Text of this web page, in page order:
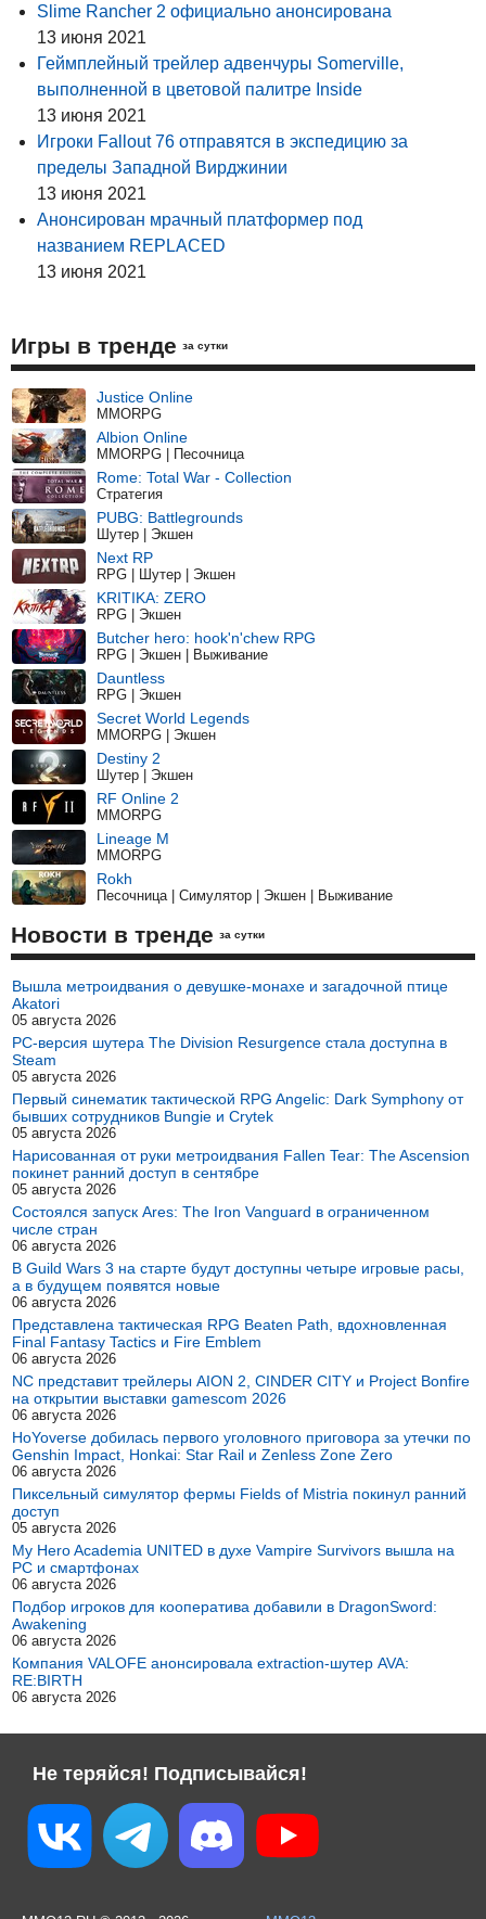
Slime Rancher 2 официально анонсирована
13 июня 2021
Геймплейный трейлер адвенчуры Somerville,
выполненной в цветовой палитре Inside
13 июня 2021
Игроки Fallout 76 отправятся в экспедицию за
пределы Западной Вирджинии
13 июня 2021
Анонсирован мрачный платформер под
названием REPLACED
13 июня 2021
Игры в тренде за сутки
Justice Online
MMORPG
Albion Online
MMORPG | Песочница
Rome: Total War - Collection
Стратегия
PUBG: Battlegrounds
Шутер | Экшен
Next RP
RPG | Шутер | Экшен
KRITIKA: ZERO
RPG | Экшен
Butcher hero: hook'n'chew RPG
RPG | Экшен | Выживание
Dauntless
RPG | Экшен
Secret World Legends
MMORPG | Экшен
Destiny 2
Шутер | Экшен
RF Online 2
MMORPG
Lineage M
MMORPG
Rokh
Песочница | Симулятор | Экшен | Выживание
Новости в тренде за сутки
Вышла метроидвания о девушке-монахе и загадочной птице
Akatori
05 августа 2026
PC-версия шутера The Division Resurgence стала доступна в
Steam
05 августа 2026
Первый синематик тактической RPG Angelic: Dark Symphony от
бывших сотрудников Bungie и Crytek
05 августа 2026
Нарисованная от руки метроидвания Fallen Tear: The Ascension
покинет ранний доступ в сентябре
05 августа 2026
Состоялся запуск Ares: The Iron Vanguard в ограниченном
числе стран
06 августа 2026
В Guild Wars 3 на старте будут доступны четыре игровые расы,
а в будущем появятся новые
06 августа 2026
Представлена тактическая RPG Beaten Path, вдохновленная
Final Fantasy Tactics и Fire Emblem
06 августа 2026
NC представит трейлеры AION 2, CINDER CITY и Project Bonfire
на открытии выставки gamescom 2026
06 августа 2026
HoYoverse добилась первого уголовного приговора за утечки по
Genshin Impact, Honkai: Star Rail и Zenless Zone Zero
06 августа 2026
Пиксельный симулятор фермы Fields of Mistria покинул ранний
доступ
05 августа 2026
My Hero Academia UNITED в духе Vampire Survivors вышла на
PC и смартфонах
06 августа 2026
Подбор игроков для кооператива добавили в DragonSword:
Awakening
06 августа 2026
Компания VALOFE анонсировала extraction-шутер AVA:
RE:BIRTH
06 августа 2026
Не теряйся! Подписывайся!